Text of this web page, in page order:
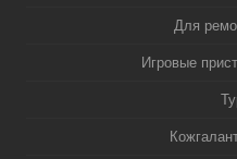
Для
Игровые